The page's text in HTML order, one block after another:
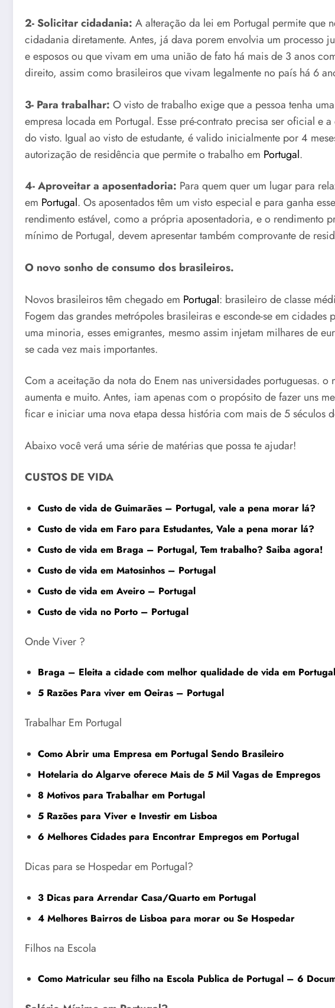
2- Solicitar cidadania: A alteração da lei em Portugal permite que
cidadania diretamente. Antes, já dava porem envolvia um processo
e esposos ou que vivam em uma união de fato há mais de 3 anos
direito, assim como brasileiros que vivam legalmente no país há 6
3- Para trabalhar: O visto de trabalho exige que a pessoa tenha
empresa locada em Portugal. Esse pré-contrato precisa ser oficial e
do visto. Igual ao visto de estudante, é valido inicialmente por 4
autorização de residência que permite o trabalho em Portugal.
4- Aproveitar a aposentadoria: Para quem quer um lugar para
em Portugal. Os aposentados têm um visto especial e para ganha
rendimento estável, como a própria aposentadoria, e o rendimento
mínimo de Portugal, devem apresentar também comprovante de
O novo sonho de consumo dos brasileiros.
Novos brasileiros têm chegado em Portugal: brasileiro de classe
Fogem das grandes metrópoles brasileiras e esconde-se em cidades
uma minoria, esses emigrantes, mesmo assim injetam milhares de
se cada vez mais importantes.
Com a aceitação da nota do Enem nas universidades portuguesas. o
aumenta e muito. Antes, iam apenas com o propósito de fazer uns
ficar e iniciar uma nova etapa dessa história com mais de 5 séculos
Abaixo você verá uma série de matérias que possa te ajudar!
CUSTOS DE VIDA
Custo de vida de Guimarães – Portugal, vale a pena morar lá?
Custo de vida em Faro para Estudantes, Vale a pena morar lá?
Custo de vida em Braga – Portugal, Tem trabalho? Saiba agora!
Custo de vida em Matosinhos – Portugal
Custo de vida em Aveiro – Portugal
Custo de vida no Porto – Portugal
Onde Viver ?
Braga – Eleita a cidade com melhor qualidade de vida em Portugal
5 Razões Para viver em Oeiras – Portugal
Trabalhar Em Portugal
Como Abrir uma Empresa em Portugal Sendo Brasileiro
Hotelaria do Algarve oferece Mais de 5 Mil Vagas de Empregos
8 Motivos para Trabalhar em Portugal
5 Razões para Viver e Investir em Lisboa
6 Melhores Cidades para Encontrar Empregos em Portugal
Dicas para se Hospedar em Portugal?
3 Dicas para Arrendar Casa/Quarto em Portugal
4 Melhores Bairros de Lisboa para morar ou Se Hospedar
Filhos na Escola
Como Matricular seu filho na Escola Publica de Portugal – 6